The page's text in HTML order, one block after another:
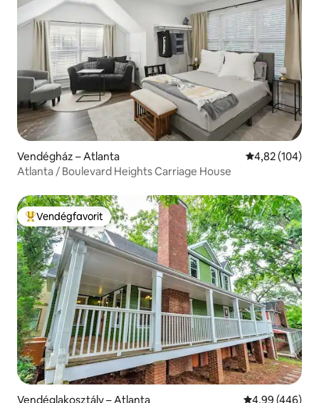
Vendégház – Atlanta Átlagos
4,82 (104)
Atlanta / Boulevard Heights Carriage House
Kiemelt vendégfavorit
Vendégfavorit
Vendéglakosztály – Atlanta Átlagos
4,99 (446)